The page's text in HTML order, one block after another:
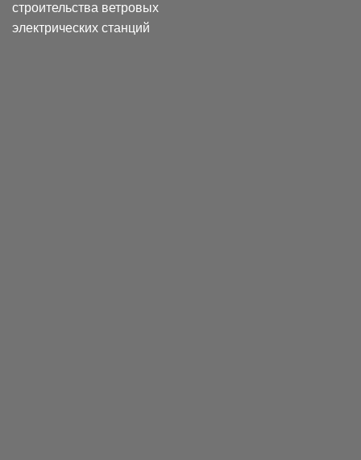
строительства ветровых
электрических станций